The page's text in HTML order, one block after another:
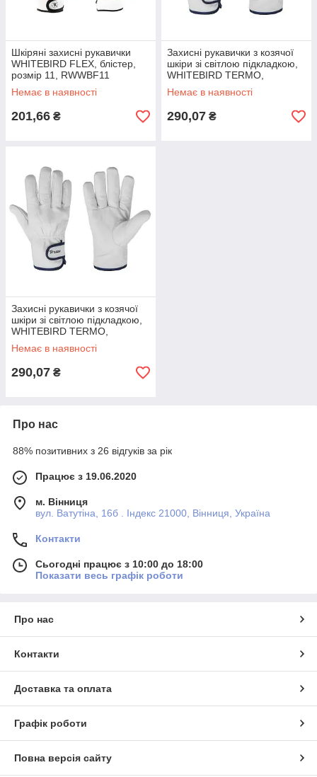
Шкіряні захисні рукавички
WHITEBIRD FLEX, блістер,
розмір 11, RWWBF11
Немає в наявності
201,66 ₴
Захисні рукавички з козячої
шкіри зі світлою підкладкою,
WHITEBIRD TERMO,
RWWBT105
Немає в наявності
290,07 ₴
Захисні рукавички з козячої
шкіри зі світлою підкладкою,
WHITEBIRD TERMO,
RWWBT95
Немає в наявності
290,07 ₴
Про нас
88% позитивних з 26 відгуків за рік
Працює з 19.06.2020
м. Вінниця
вул. Ватутіна, 16б . Індекс 21000, Вінниця, Україна
Контакти
Сьогодні працює з 10:00 до 18:00
Показати весь графік роботи
Про нас
Контакти
Доставка та оплата
Графік роботи
Повна версія сайту